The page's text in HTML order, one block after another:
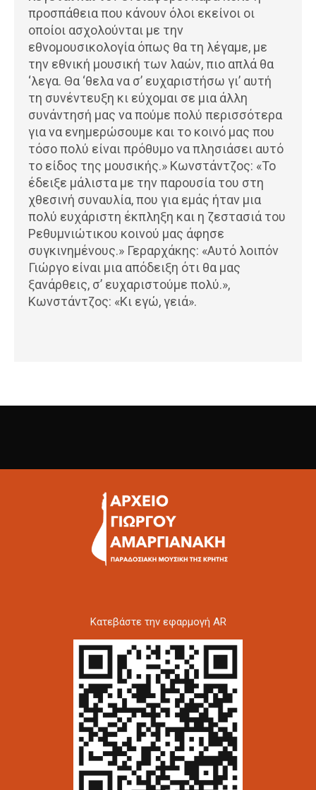
προσπάθεια που κάνουν όλοι εκείνοι οι
οποίοι ασχολούνται με την
εθνομουσικολογία όπως θα τη λέγαμε, με
την εθνική μουσική των λαών, πιο απλά θα
‘λεγα. Θα ‘θελα να σ’ ευχαριστήσω γι’ αυτή
τη συνέντευξη κι εύχομαι σε μια άλλη
συνάντησή μας να πούμε πολύ περισσότερα
για να ενημερώσουμε και το κοινό μας που
τόσο πολύ είναι πρόθυμο να πλησιάσει αυτό
το είδος της μουσικής.» Κωνστάντζος: «Το
έδειξε μάλιστα με την παρουσία του στη
χθεσινή συναυλία, που για εμάς ήταν μια
πολύ ευχάριστη έκπληξη και η ζεστασιά του
Ρεθυμνιώτικου κοινού μας άφησε
συγκινημένους.» Γεραρχάκης: «Αυτό λοιπόν
Γιώργο είναι μια απόδειξη ότι θα μας
ξανάρθεις, σ’ ευχαριστούμε πολύ.»,
Κωνστάντζος: «Κι εγώ, γειά».
Kατεβάστε την εφαρμογή AR